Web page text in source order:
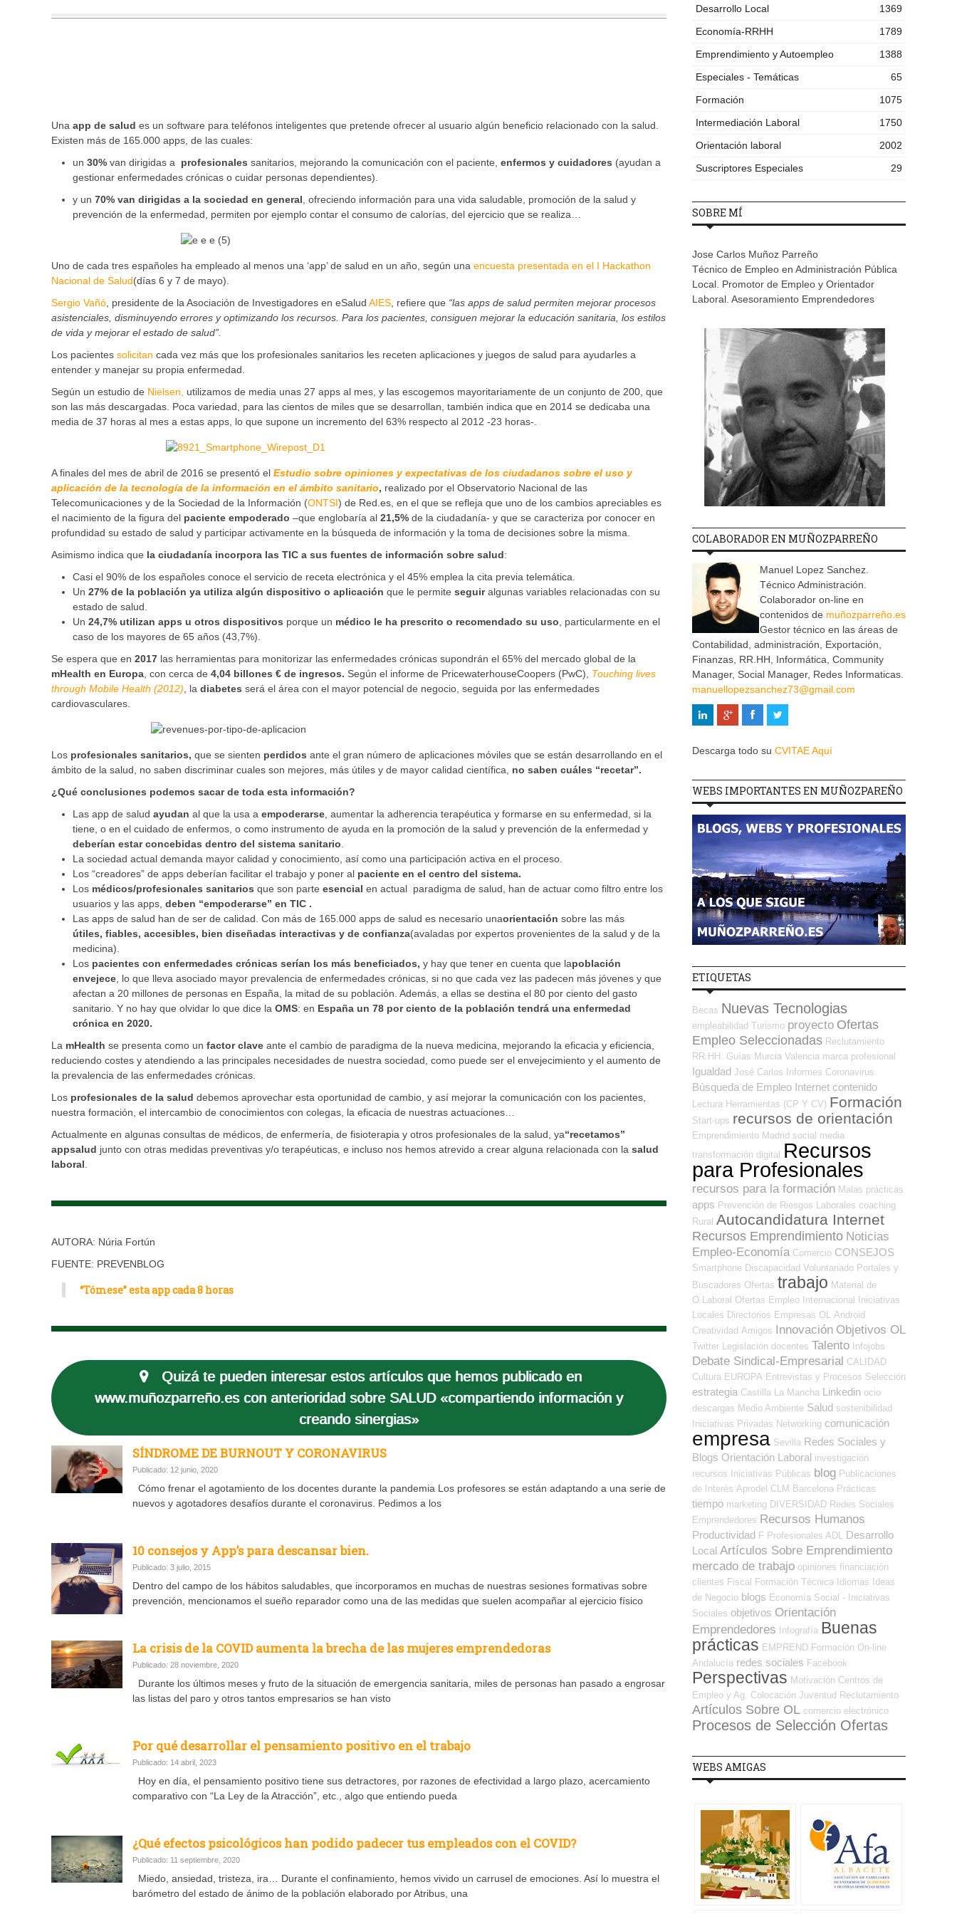
Una app de salud es un software para teléfonos inteligentes que pretende ofrecer al usuario algún beneficio relacionado con la salud.
Existen más de 165.000 apps, de las cuales:
un 30% van dirigidas a profesionales sanitarios, mejorando la comunicación con el paciente, enfermos y cuidadores (ayudan a
gestionar enfermedades crónicas o cuidar personas dependientes).
y un 70% van dirigidas a la sociedad en general, ofreciendo información para una vida saludable, promoción de la salud y
prevención de la enfermedad, permiten por ejemplo contar el consumo de calorías, del ejercicio que se realiza…
Uno de cada tres españoles ha empleado al menos una ‘app’ de salud en un año, según una encuesta presentada en el I Hackathon
Nacional de Salud(días 6 y 7 de mayo).
Sergio Vañó, presidente de la Asociación de Investigadores en eSalud AIES, refiere que “las apps de salud permiten mejorar procesos
asistenciales, disminuyendo errores y optimizando los recursos. Para los pacientes, consiguen mejorar la educación sanitaria, los estilos
de vida y mejorar el estado de salud”.
Los pacientes solicitan cada vez más que los profesionales sanitarios les receten aplicaciones y juegos de salud para ayudarles a
entender y manejar su propia enfermedad.
Según un estudio de Nielsen, utilizamos de media unas 27 apps al mes, y las escogemos mayoritariamente de un conjunto de 200, que
son las más descargadas. Poca variedad, para las cientos de miles que se desarrollan, también indica que en 2014 se dedicaba una
media de 37 horas al mes a estas apps, lo que supone un incremento del 63% respecto al 2012 -23 horas-.
A finales del mes de abril de 2016 se presentó el Estudio sobre opiniones y expectativas de los ciudadanos sobre el uso y
aplicación de la tecnología de la información en el ámbito sanitario, realizado por el Observatorio Nacional de las
Telecomunicaciones y de la Sociedad de la Información (ONTSI) de Red.es, en el que se refleja que uno de los cambios apreciables es
el nacimiento de la figura del paciente empoderado –que englobaría al 21,5% de la ciudadanía- y que se caracteriza por conocer en
profundidad su estado de salud y participar activamente en la búsqueda de información y la toma de decisiones sobre la misma.
Asimismo indica que la ciudadanía incorpora las TIC a sus fuentes de información sobre salud:
Casi el 90% de los españoles conoce el servicio de receta electrónica y el 45% emplea la cita previa telemática.
Un 27% de la población ya utiliza algún dispositivo o aplicación que le permite seguiralgunas variables relacionadas con su
estado de salud.
Un 24,7% utilizan apps u otros dispositivos porque un médico le ha prescrito o recomendado su uso, particularmente en el
caso de los mayores de 65 años (43,7%).
Se espera que en 2017 las herramientas para monitorizar las enfermedades crónicas supondrán el 65% del mercado global de la
mHealth en Europa, con cerca de 4,04 billones € de ingresos. Según el informe de PricewaterhouseCoopers (PwC), Touching lives
through Mobile Health (2012), la diabetes será el área con el mayor potencial de negocio, seguida por las enfermedades
cardiovasculares.
Los profesionales sanitarios, que se sienten perdidos ante el gran número de aplicaciones móviles que se están desarrollando en el
ámbito de la salud, no saben discriminar cuales son mejores, más útiles y de mayor calidad científica, no saben cuáles “recetar”.
¿Qué conclusiones podemos sacar de toda esta información?
Las app de salud ayudan al que la usa a empoderarse, aumentar la adherencia terapéutica y formarse en su enfermedad, si la
tiene, o en el cuidado de enfermos, o como instrumento de ayuda en la promoción de la salud y prevención de la enfermedad y
deberían estar concebidas dentro del sistema sanitario.
La sociedad actual demanda mayor calidad y conocimiento, así como una participación activa en el proceso.
Los “creadores” de apps deberían facilitar el trabajo y poner al paciente en el centro del sistema.
Los médicos/profesionales sanitarios que son parte esencial en actual paradigma de salud, han de actuar como filtro entre los
usuarios y las apps, deben “empoderarse” en TIC .
Las apps de salud han de ser de calidad. Con más de 165.000 apps de salud es necesario unaorientación sobre las más
útiles, fiables, accesibles, bien diseñadas interactivas y de confianza(avaladas por expertos provenientes de la salud y de la
medicina).
Los pacientes con enfermedades crónicas serían los más beneficiados, y hay que tener en cuenta que lapoblación
envejece, lo que lleva asociado mayor prevalencia de enfermedades crónicas, si no que cada vez las padecen más jóvenes y que
afectan a 20 millones de personas en España, la mitad de su población. Además, a ellas se destina el 80 por ciento del gasto
sanitario. Y no hay que olvidar lo que dice la OMS: en España un 78 por ciento de la población tendrá una enfermedad
crónica en 2020.
La mHealth se presenta como un factor clave ante el cambio de paradigma de la nueva medicina, mejorando la eficacia y eficiencia,
reduciendo costes y atendiendo a las principales necesidades de nuestra sociedad, como puede ser el envejecimiento y el aumento de
la prevalencia de las enfermedades crónicas.
Los profesionales de la salud debemos aprovechar esta oportunidad de cambio, y así mejorar la comunicación con los pacientes,
nuestra formación, el intercambio de conocimientos con colegas, la eficacia de nuestras actuaciones…
Actualmente en algunas consultas de médicos, de enfermería, de fisioterapia y otros profesionales de la salud, ya“recetamos”
appsalud junto con otras medidas preventivas y/o terapéuticas, e incluso nos hemos atrevido a crear alguna relacionada con la salud
laboral.
AUTORA: Núria Fortún
FUENTE: PREVENBLOG
“Tómese” esta app cada 8 horas
Quizá te pueden interesar estos artículos que hemos publicado en
www.muñozparreño.es con anterioridad sobre SALUD «compartiendo información y
creando sinergias»
SÍNDROME DE BURNOUT Y CORONAVIRUS
Publicado: 12 junio, 2020
Cómo frenar el agotamiento de los docentes durante la pandemia Los profesores se están adaptando a una serie de
nuevos y agotadores desafíos durante el coronavirus. Pedimos a los
10 consejos y App’s para descansar bien.
Publicado: 3 julio, 2015
Dentro del campo de los hábitos saludables, que incorporamos en muchas de nuestras sesiones formativas sobre
prevención, mencionamos el sueño reparador como una de las medidas que suelen acompañar al ejercicio físico
La crisis de la COVID aumenta la brecha de las mujeres emprendedoras
Publicado: 28 noviembre, 2020
Durante los últimos meses y fruto de la situación de emergencia sanitaria, miles de personas han pasado a engrosar
las listas del paro y otros tantos empresarios se han visto
Por qué desarrollar el pensamiento positivo en el trabajo
Publicado: 14 abril, 2023
Hoy en día, el pensamiento positivo tiene sus detractores, por razones de efectividad a largo plazo, acercamiento
comparativo con “La Ley de la Atracción”, etc., algo que entiendo pueda
¿Qué efectos psicológicos han podido padecer tus empleados con el COVID?
Publicado: 11 septiembre, 2020
Miedo, ansiedad, tristeza, ira… Durante el confinamiento, hemos vivido un carrusel de emociones. Así lo muestra el
barómetro del estado de ánimo de la población elaborado por Atribus, una
Desarrollo Local
1369
Economía-RRHH
1789
Emprendimiento y Autoempleo
1388
Especiales - Temáticas
65
Formación
1075
Intermediación Laboral
1750
Orientación laboral
2002
Suscriptores Especiales
29
SOBRE MÍ
Jose Carlos Muñoz Parreño
Técnico de Empleo en Administración Pública
Local. Promotor de Empleo y Orientador
Laboral. Asesoramiento Emprendedores
COLABORADOR EN MUÑOZPARREÑO
Manuel Lopez Sanchez.
Técnico Administración.
Colaborador on-line en
contenidos de muñozparreño.es
Gestor técnico en las áreas de
Contabilidad, administración, Exportación,
Finanzas, RR.HH, Informática, Community
Manager, Social Manager, Redes Informaticas.
manuellopezsanchez73@gmail.com
Descarga todo su CVITAE Aquí
WEBS IMPORTANTES EN MUÑOZPAREÑO
ETIQUETAS
Becas Nuevas Tecnologias
empleabilidad Turismo proyecto Ofertas
Empleo Seleccionadas Reclutamiento
RR.HH.
Guías Murcia Valencia marca profesional
Igualdad José Carlos Informes Coronavirus
Búsqueda de Empleo Internet contenido
Lectura Herramientas (CP Y CV) Formación
Start-ups recursos de orientación
Emprendimiento Madrid social media
transformación digital
Recursos
para Profesionales
recursos para la formación Malas prácticas
apps Prevención de Riesgos Laborales coaching
Rural Autocandidatura Internet
Recursos Emprendimiento Noticias
Empleo-Economía Comercio CONSEJOS
Smartphone Discapacidad Voluntariado Portales y
Buscadores Ofertas trabajo Material de
O.Laboral Ofertas Empleo Internacional
Iniciativas
Locales Directorios Empresas OL
Android
Creatividad Amigos Innovación Objetivos OL
Twitter Legislación docentes Talento Infojobs
Debate Sindical-Empresarial CALIDAD
Cultura EUROPA Entrevistas y Procesos Selección
estrategia Castilla La Mancha Linkedin ocio
descargas Medio Ambiente Salud sostenibilidad
Iniciativas Privadas Networking comunicación
empresa Sevilla Redes Sociales y
Blogs Orientación Laboral investigación
recursos
Iniciativas Públicas blog Publicaciones
de Interés Aprodel CLM Barcelona Prácticas
tiempo marketing DIVERSIDAD Redes Sociales
Emprendedores Recursos Humanos
Productividad F Profesionales ADL
Desarrollo
Local Artículos Sobre Emprendimiento
mercado de trabajo opiniones financiación
clientes Fiscal Formación Técnica Idiomas
Ideas
de Negocio blogs Economía Social - Iniciativas
Sociales objetivos Orientación
Emprendedores
Infografía Buenas
prácticas EMPREND Formación On-line
Andalucía redes sociales Facebook
Perspectivas Motivación Centros de
Empleo y Ag. Colocación Juventud Reclutamiento
Artículos Sobre OL comercio electrónico
Procesos de Selección Ofertas
WEBS AMIGAS